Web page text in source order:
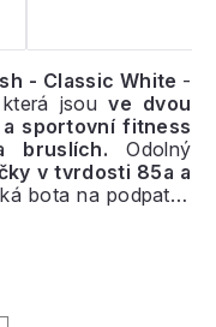
- Classic White -
která jsouve dvou
sportovní fitness
bruslích.Odolný
v tvrdosti 85a a
bota na podpatku